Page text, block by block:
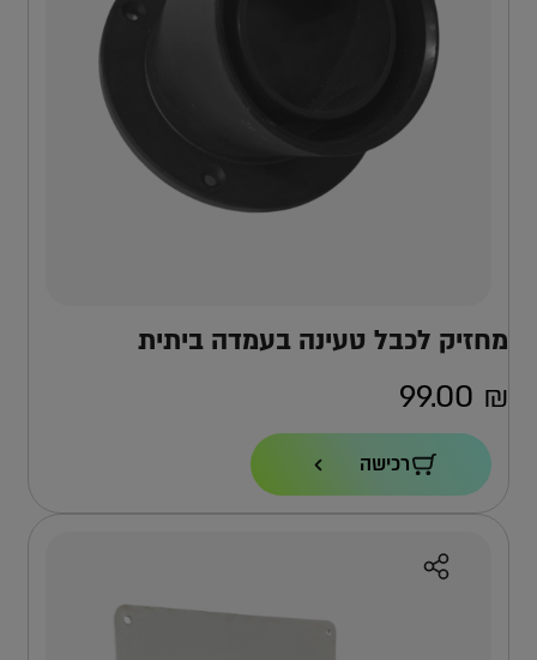
מחזיק לכבל טעינה בעמדה ביתית
99.00 ₪
רכישה